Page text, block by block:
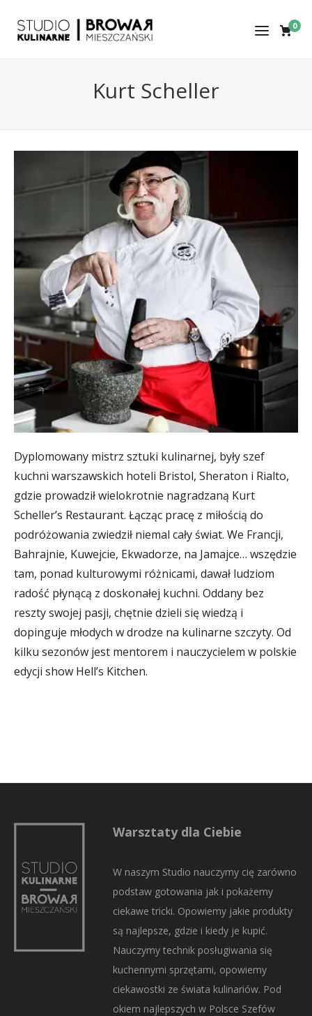
0
Kurt Scheller
Dyplomowany mistrz sztuki kulinarnej, były szef
kuchni warszawskich hoteli Bristol, Sheraton i Rialto,
gdzie prowadził wielokrotnie nagradzaną Kurt
Scheller’s Restaurant. Łącząc pracę z miłością do
podróżowania zwiedził niemal cały świat. We Francji,
Bahrajnie, Kuwejcie, Ekwadorze, na Jamajce… wszędzie
tam, ponad kulturowymi różnicami, dawał ludziom
radość płynącą z doskonałej kuchni. Oddany bez
reszty swojej pasji, chętnie dzieli się wiedzą i
dopinguje młodych w drodze na kulinarne szczyty. Od
kilku sezonów jest mentorem i nauczycielem w polskie
edycji show Hell’s Kitchen.
Warsztaty dla Ciebie
W naszym Studio nauczymy cię zarówno
podstaw gotowania jak i pokażemy
ciekawe tricki. Opowiemy jakie produkty
są najlepsze, gdzie i kiedy je kupić.
Nauczymy technik posługiwania się
kuchennymi sprzętami, opowiemy
ciekawostki ze świata kulinariów. Pod
okiem najlepszych w Polsce Szefów